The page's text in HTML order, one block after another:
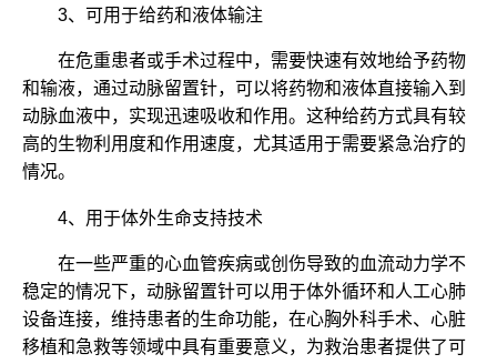
3、可用于给药和液体输注
在危重患者或手术过程中，需要快速有效地给予药物
和输液，通过动脉留置针，可以将药物和液体直接输入到
动脉血液中，实现迅速吸收和作用。这种给药方式具有较
高的生物利用度和作用速度，尤其适用于需要紧急治疗的
情况。
4、用于体外生命支持技术
在一些严重的心血管疾病或创伤导致的血流动力学不
稳定的情况下，动脉留置针可以用于体外循环和人工心肺
设备连接，维持患者的生命功能，在心胸外科手术、心脏
移植和急救等领域中具有重要意义，为救治患者提供了可